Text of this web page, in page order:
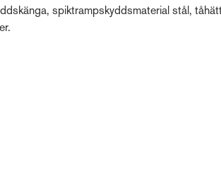
spiktrampskyddsmaterial stål,